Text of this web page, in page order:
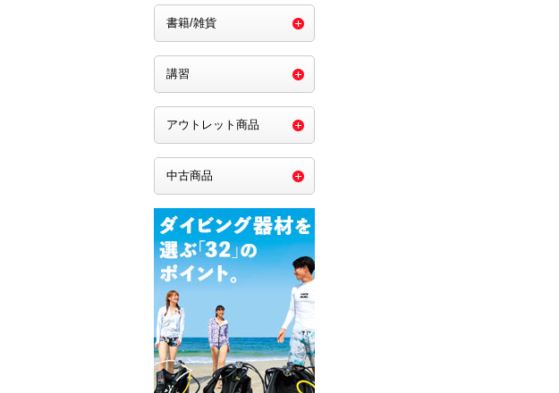
書籍/雑貨
講習
アウトレット商品
中古商品